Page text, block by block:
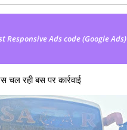
Responsive Ads code (Google Ads)
चल रही बस पर कार्रवाई